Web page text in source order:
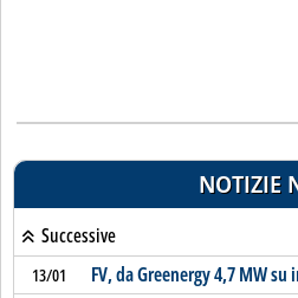
NOTIZIE
Successive
13/01 FV, da Greenergy 4,7 MW